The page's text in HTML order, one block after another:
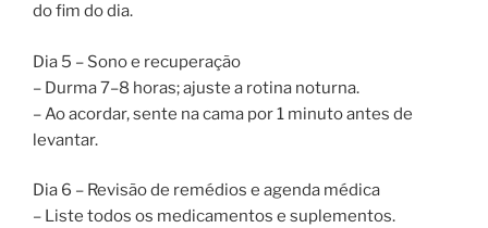
do fim do dia.
Dia 5 – Sono e recuperação
– Durma 7–8 horas; ajuste a rotina noturna.
– Ao acordar, sente na cama por 1 minuto antes de
levantar.
Dia 6 – Revisão de remédios e agenda médica
– Liste todos os medicamentos e suplementos.